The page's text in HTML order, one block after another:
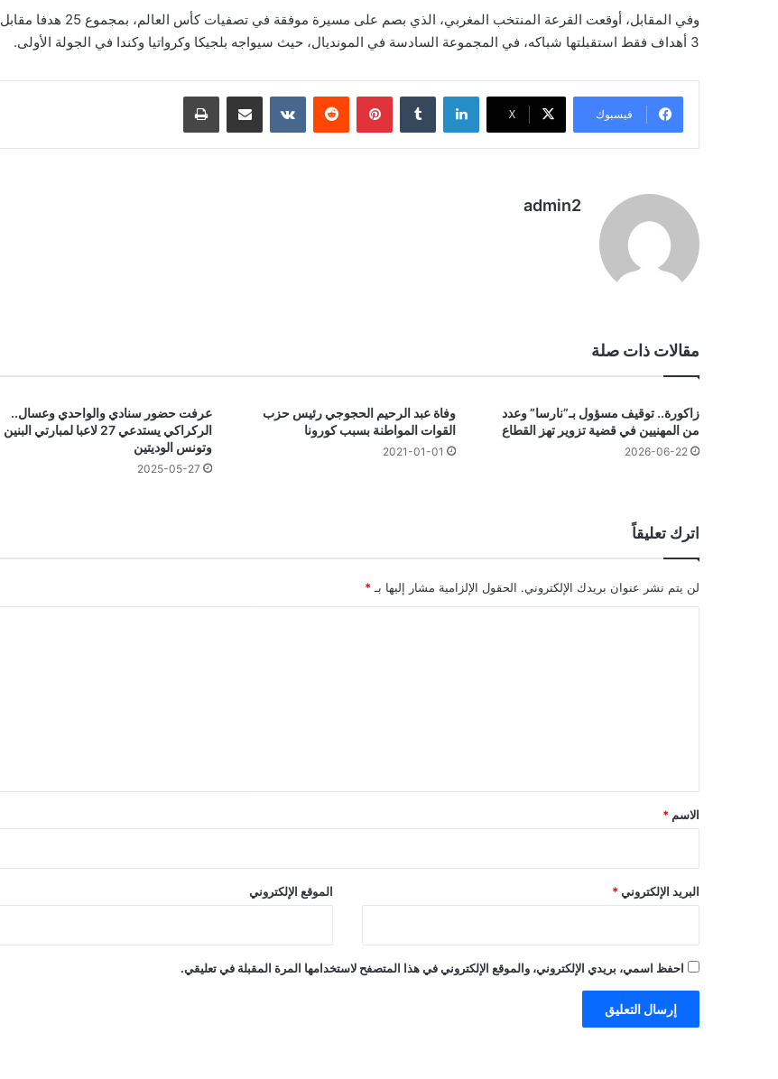
وفي المقابل، أوقعت القرعة المنتخب المغربي، الذي بصم على مسيرة موفقة في تصفيات كأس العالم، بمجموع 25 هدفا مقابل
3 أهداف فقط استقبلتها شباكه، في المجموعة السادسة في المونديال، حيث سيواجه بلجيكا وكرواتيا وكندا في الجولة الأولى.
فيسبوك ‫X
لينكدإن بينتيريست مشاركة عبر البريد طباعة
admin2
مقالات ذات صلة
زاكورة.. توقيف مسؤول بـ”نارسا” وعدد
من المهنيين في قضية تزوير تهز القطاع
2026-06-22
وفاة عبد الرحيم الحجوجي رئيس حزب
القوات المواطنة بسبب كورونا
2021-01-01
عرفت حضور سنادي والواحدي وعسال..
الركراكي يستدعي 27 لاعبا لمبارتي البنين
وتونس الوديتين
2025-05-27
اترك تعليقاً
لن يتم نشر عنوان بريدك الإلكتروني. الحقول الإلزامية مشار إليها بـ *
*
الاسم *
البريد الإلكتروني * الموقع الإلكتروني
احفظ اسمي، بريدي الإلكتروني، والموقع الإلكتروني في هذا المتصفح لاستخدامها المرة المقبلة في تعليقي.